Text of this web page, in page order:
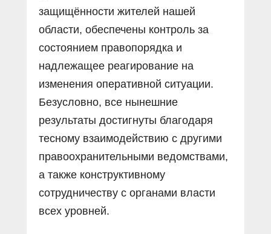
защищëнности жителей нашей
области, обеспечены контроль за
состоянием правопорядка и
надлежащее реагирование на
изменения оперативной ситуации.
Безусловно, все нынешние
результаты достигнуты благодаря
тесному взаимодействию с другими
правоохранительными ведомствами,
а также конструктивному
сотрудничеству с органами власти
всех уровней.